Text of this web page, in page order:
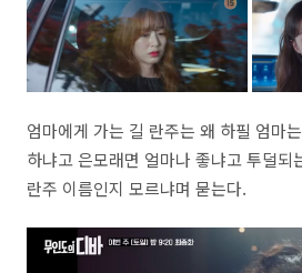
엄마에게 가는 길 란주는 왜 하필 엄마
하냐고 은모래면 얼마나 좋냐고 투덜되
란주 이름인지 모르냐며 묻는다.